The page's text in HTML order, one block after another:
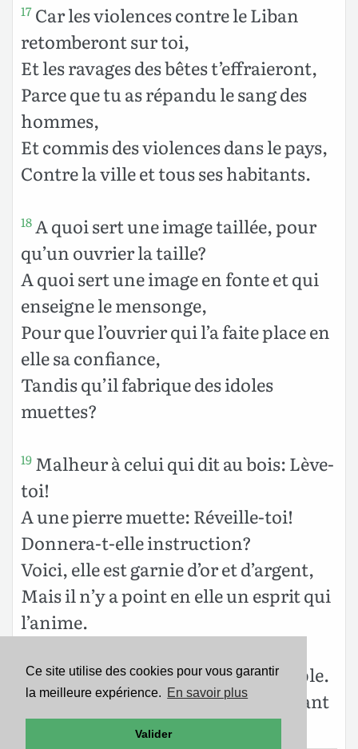
Ce site utilise des cookies pour vous garantir
la meilleure expérience. En savoir plus
Valider
17 Car les violences contre le Liban
retomberont sur toi,
Et les ravages des bêtes t’effraieront,
Parce que tu as répandu le sang des
hommes,
Et commis des violences dans le pays,
Contre la ville et tous ses habitants.
18A quoi sert une image taillée, pour
qu’un ouvrier la taille?
A quoi sert une image en fonte et qui
enseigne le mensonge,
Pour que l’ouvrier qui l’a faite place en
elle sa confiance,
Tandis qu’il fabrique des idoles
muettes?
19 Malheur à celui qui dit au bois: Lève-
toi!
A une pierre muette: Réveille-toi!
Donnera-t-elle instruction?
Voici, elle est garnie d’or et d’argent,
Mais il n’y a point en elle un esprit qui
l’anime.
20L’Éternel est dans son saint temple.
Que toute la terre fasse silence devant
lui!